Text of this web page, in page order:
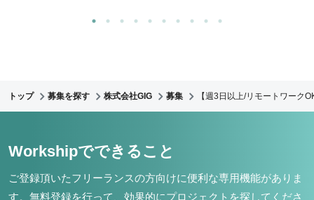
トップ 募集を探す 株式会社GIG 募集 【週3日以上/リモートワーク
Workshipでできること
ご登録頂いたフリーランスの方向けに便利な専用機能がありま
す。 無料登録を行って、効果的にプロジェクトを探してくださ